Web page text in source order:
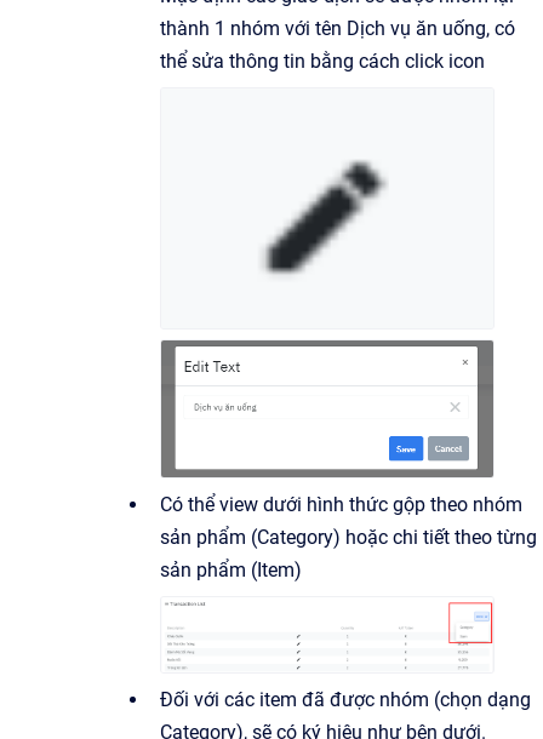
thành 1 nhóm với tên Dịch vụ ăn uống, có
thể sửa thông tin bằng cách click icon
Có thể view dưới hình thức gộp theo nhóm
sản phẩm (Category) hoặc chi tiết theo từng
sản phẩm (Item)
Đối với các item đã được nhóm (chọn dạng
Category), sẽ có ký hiệu như bên dưới.